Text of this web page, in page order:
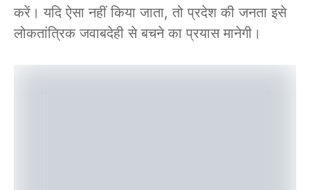
करें। यदि ऐसा नहीं किया जाता, तो प्रदेश की जनता इसे
लोकतांत्रिक जवाबदेही से बचने का प्रयास मानेगी।